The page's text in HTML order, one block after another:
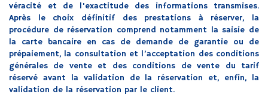
véracité et de l'exactitude des informations transmises.
Après le choix définitif des prestations à réserver, la
procédure de réservation comprend notamment la saisie de
la carte bancaire en cas de demande de garantie ou de
prépaiement, la consultation et l’acceptation des conditions
générales de vente et des conditions de vente du tarif
réservé avant la validation de la réservation et, enfin, la
validation de la réservation par le client.